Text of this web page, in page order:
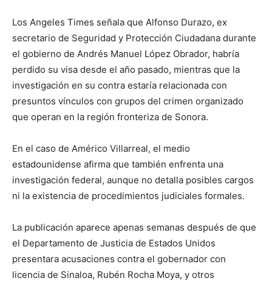
Los Angeles Times señala que Alfonso Durazo, ex
secretario de Seguridad y Protección Ciudadana durante
el gobierno de Andrés Manuel López Obrador, habría
perdido su visa desde el año pasado, mientras que la
investigación en su contra estaría relacionada con
presuntos vínculos con grupos del crimen organizado
que operan en la región fronteriza de Sonora.
En el caso de Américo Villarreal, el medio
estadounidense afirma que también enfrenta una
investigación federal, aunque no detalla posibles cargos
ni la existencia de procedimientos judiciales formales.
La publicación aparece apenas semanas después de que
el Departamento de Justicia de Estados Unidos
presentara acusaciones contra el gobernador con
licencia de Sinaloa, Rubén Rocha Moya, y otros